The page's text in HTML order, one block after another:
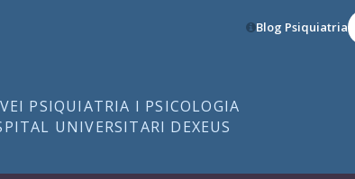
Blog Psiquiatria
PSIQUIATRIA I PSICOLOGIA
UNIVERSITARI DEXEUS